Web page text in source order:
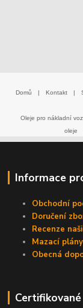
Domů | Kontakt |
Oleje pro nákladní
oleje
Informace
Obchodní
Doručení
Recenze
Mazací plány
Obecná